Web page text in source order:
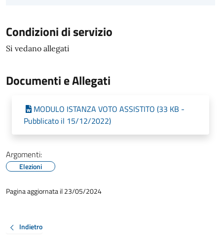
Condizioni di servizio
Si vedano allegati
Documenti e Allegati
MODULO ISTANZA VOTO ASSISTITO (33 KB -
Pubblicato il 15/12/2022)
Argomenti:
Elezioni
Pagina aggiornata il 23/05/2024
Indietro